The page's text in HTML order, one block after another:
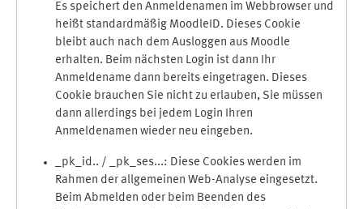
Es speichert den Anmeldenamen im Webbrowser und
heißt standardmäßig MoodleID. Dieses Cookie
bleibt auch nach dem Ausloggen aus Moodle
erhalten. Beim nächsten Login ist dann Ihr
Anmeldename dann bereits eingetragen. Dieses
Cookie brauchen Sie nicht zu erlauben, Sie müssen
dann allerdings bei jedem Login Ihren
Anmeldenamen wieder neu eingeben.
_pk_id.. / _pk_ses...: Diese Cookies werden im
Rahmen der allgemeinen Web-Analyse eingesetzt.
Beim Abmelden oder beim Beenden des